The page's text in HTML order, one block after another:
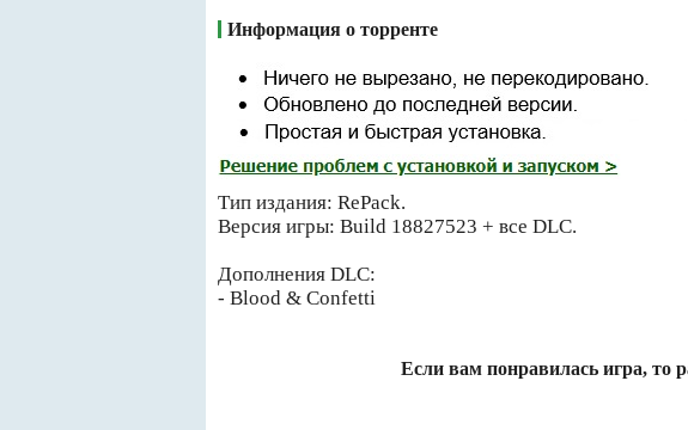
Информация о торренте
Тип издания: RePack.
Версия игры: Build 18827523 + все DLC.
Дополнения DLC:
- Blood & Confetti
Если вам понравилась игра, то